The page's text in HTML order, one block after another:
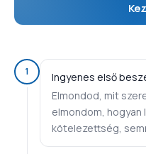
1
Ingyenes első
Elmondod, mit
elmondom, hogyan
kötelezettség,